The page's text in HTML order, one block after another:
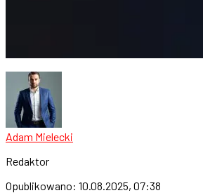
Adam Mielecki
Redaktor
Opublikowano: 10.08.2025, 07:38